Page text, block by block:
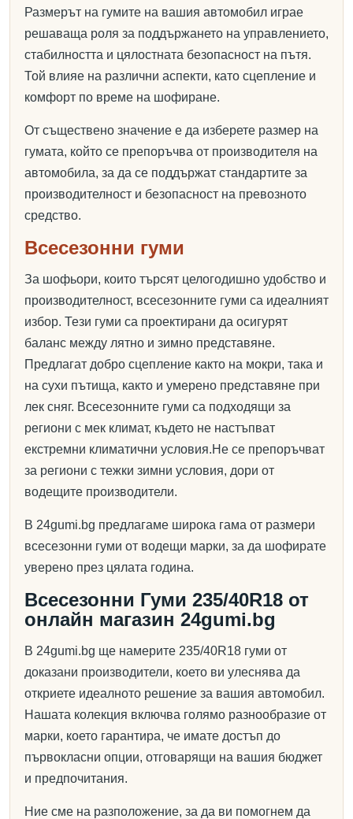
Размерът на гумите на вашия автомобил играе
решаваща роля за поддържането на управлението,
стабилността и цялостната безопасност на пътя.
Той влияе на различни аспекти, като сцепление и
комфорт по време на шофиране.
От съществено значение е да изберете размер на
гумата, който се препоръчва от производителя на
автомобила, за да се поддържат стандартите за
производителност и безопасност на превозното
средство.
Всесезонни гуми
За шофьори, които търсят целогодишно удобство и
производителност, всесезонните гуми са идеалният
избор. Тези гуми са проектирани да осигурят
баланс между лятно и зимно представяне.
Предлагат добро сцепление както на мокри, така и
на сухи пътища, както и умерено представяне при
лек сняг. Всесезонните гуми са подходящи за
региони с мек климат, където не настъпват
екстремни климатични условия.Не се препоръчват
за региони с тежки зимни условия, дори от
водещите производители.
В 24gumi.bg предлагаме широка гама от размери
всесезонни гуми от водещи марки, за да шофирате
уверено през цялата година.
Всесезонни Гуми 235/40R18 от
онлайн магазин 24gumi.bg
В 24gumi.bg ще намерите 235/40R18 гуми от
доказани производители, което ви улеснява да
откриете идеалното решение за вашия автомобил.
Нашата колекция включва голямо разнообразие от
марки, което гарантира, че имате достъп до
първокласни опции, отговарящи на вашия бюджет
и предпочитания.
Ние сме на разположение, за да ви помогнем да